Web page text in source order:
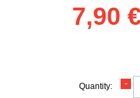
7,90
Quantity: